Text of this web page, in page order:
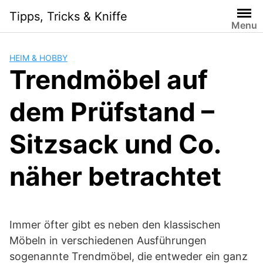
content
Tipps, Tricks & Kniffe
Menu
HEIM & HOBBY
Trendmöbel auf
dem Prüfstand –
Sitzsack und Co.
näher betrachtet
Immer öfter gibt es neben den klassischen
Möbeln in verschiedenen Ausführungen
sogenannte Trendmöbel, die entweder ein ganz